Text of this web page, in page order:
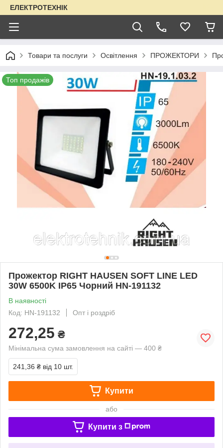
ЕЛЕКТРОТЕХНІК
Товари та послуги Освітлення ПРОЖЕКТОРИ
Топ продажів
Прожектор RIGHT HAUSEN SOFT LINE LED
30W 6500K IP65 Чорний HN-191132
В наявності
Код: HN-191132
Опт і роздріб
272,25 ₴
Мінімальна сума замовлення на сайті — 400 ₴
241,36 ₴ від 10 шт.
Купити
або
Купити з